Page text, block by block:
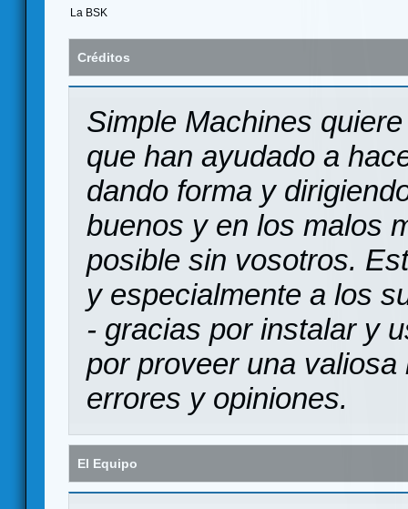
La BSK
Créditos
Simple Machines
que han ayudado a
dando forma y
buenos y en los malos
posible sin vosotros.
y especialmente a los
- gracias por instalar y
por proveer una
errores y opiniones.
El Equipo